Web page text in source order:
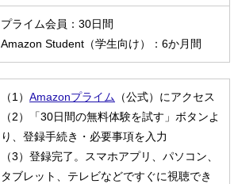
プライム会員：30日間
Amazon Student（学生向け）：6か月間
（1） Amazonプライム （公式）にアクセス
（2）「30日間の無料体験を試す」ボタンよ
り、登録手続き・必要事項を入力
（3）登録完了。スマホアプリ、パソコン、
タブレット、テレビなどですぐに視聴でき